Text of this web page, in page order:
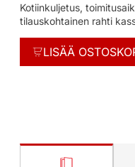
Kotiinkuljetus,
tilauskohtainen rahti
LISÄÄ